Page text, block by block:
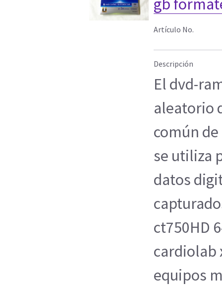
Artículo No.
Descripción
El dvd-
aleatorio
común
se utiliza
datos
ct750HD
cardiolab
equipos